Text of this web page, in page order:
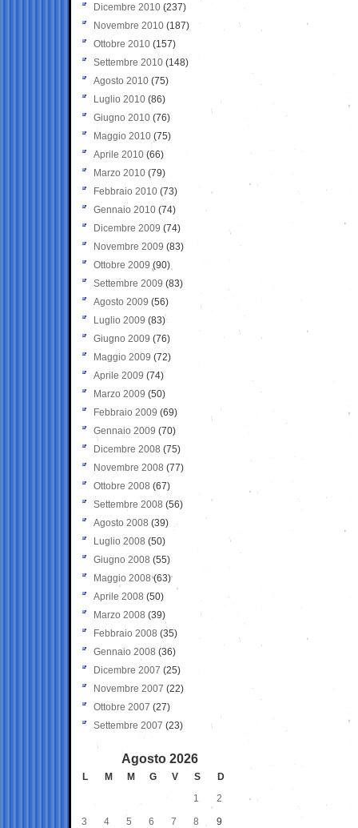
Dicembre 2010 (237)
Novembre 2010 (187)
Ottobre 2010 (157)
Settembre 2010 (148)
Agosto 2010 (75)
Luglio 2010 (86)
Giugno 2010 (76)
Maggio 2010 (75)
Aprile 2010 (66)
Marzo 2010 (79)
Febbraio 2010 (73)
Gennaio 2010 (74)
Dicembre 2009 (74)
Novembre 2009 (83)
Ottobre 2009 (90)
Settembre 2009 (83)
Agosto 2009 (56)
Luglio 2009 (83)
Giugno 2009 (76)
Maggio 2009 (72)
Aprile 2009 (74)
Marzo 2009 (50)
Febbraio 2009 (69)
Gennaio 2009 (70)
Dicembre 2008 (75)
Novembre 2008 (77)
Ottobre 2008 (67)
Settembre 2008 (56)
Agosto 2008 (39)
Luglio 2008 (50)
Giugno 2008 (55)
Maggio 2008(63)
Aprile 2008 (50)
Marzo 2008 (39)
Febbraio 2008 (35)
Gennaio 2008 (36)
Dicembre 2007 (25)
Novembre 2007 (22)
Ottobre 2007 (27)
Settembre 2007 (23)
Agosto 2026
L M M G V S
D
1
2
3 4 5 6 7 8 9